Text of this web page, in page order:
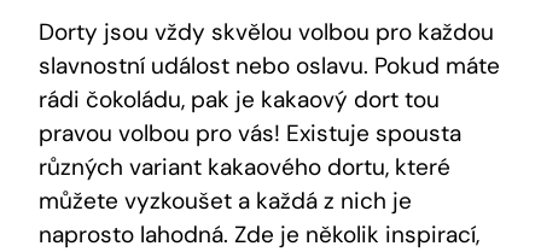
Dorty jsou vždy skvělou volbou‌ pro ​každou‍
slavnostní událost nebo‌ oslavu. ⁣Pokud máte
rádi čokoládu, pak ‍je kakaový ​dort tou
pravou⁤ volbou ⁢pro vás! Existuje spousta
různých ⁤variant kakaového dortu, které
můžete vyzkoušet a‍ každá z nich je
‍naprosto lahodná. ​Zde je několik inspirací,